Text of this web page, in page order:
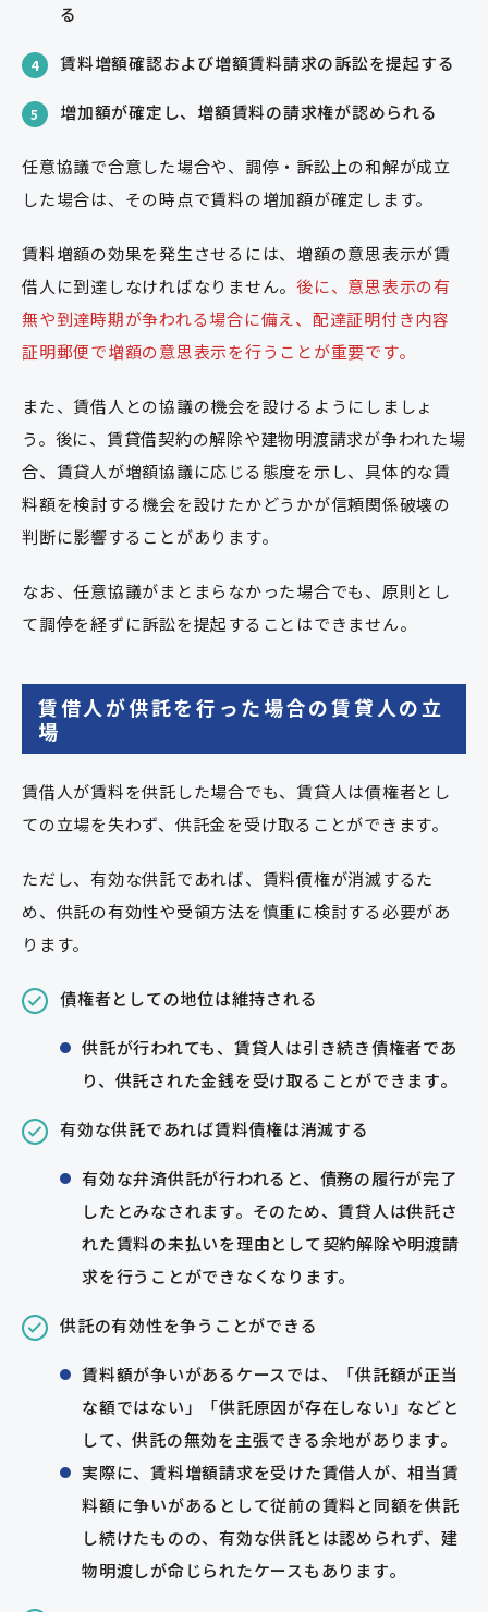
る
4 賃料増額確認および増額賃料請求の訴訟を提起する
5 増加額が確定し、増額賃料の請求権が認められる
任意協議で合意した場合や、調停・訴訟上の和解が成立
した場合は、その時点で賃料の増加額が確定します。
賃料増額の効果を発生させるには、増額の意思表示が賃
借人に到達しなければなりません。 後に、意思表示の有
無や到達時期が争われる場合に備え、配達証明付き内容
証明郵便で増額の意思表示を行うことが重要です。
また、賃借人との協議の機会を設けるようにしましょ
う。後に、賃貸借契約の解除や建物明渡請求が争われた場
合、賃貸人が増額協議に応じる態度を示し、具体的な賃
料額を検討する機会を設けたかどうかが信頼関係破壊の
判断に影響することがあります。
なお、任意協議がまとまらなかった場合でも、原則とし
て調停を経ずに訴訟を提起することはできません。
賃借人が供託を行った場合の賃貸人の立
場
賃借人が賃料を供託した場合でも、賃貸人は債権者とし
ての立場を失わず、供託金を受け取ることができます。
ただし、有効な供託であれば、賃料債権が消滅するた
め、供託の有効性や受領方法を慎重に検討する必要があ
ります。
債権者としての地位は維持される
供託が行われても、賃貸人は引き続き債権者であ
り、供託された金銭を受け取ることができます。
有効な供託であれば賃料債権は消滅する
有効な弁済供託が行われると、債務の履行が完了
したとみなされます。そのため、賃貸人は供託さ
れた賃料の未払いを理由として契約解除や明渡請
求を行うことができなくなります。
供託の有効性を争うことができる
賃料額が争いがあるケースでは、「供託額が正当
な額ではない」「供託原因が存在しない」などと
して、供託の無効を主張できる余地があります。
実際に、賃料増額請求を受けた賃借人が、相当賃
料額に争いがあるとして従前の賃料と同額を供託
し続けたものの、有効な供託とは認められず、建
物明渡しが命じられたケースもあります。